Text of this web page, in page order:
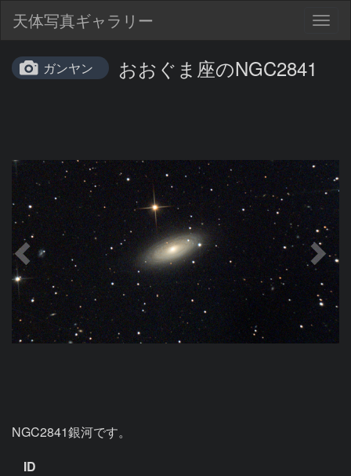
天体写真ギャラリー
ガンヤン おおぐま座のNGC2841
NGC2841銀河です。
ID